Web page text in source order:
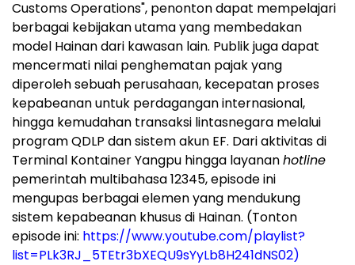
Customs Operations", penonton dapat mempelajari
berbagai kebijakan utama yang membedakan
model Hainan dari kawasan lain. Publik juga dapat
mencermati nilai penghematan pajak yang
diperoleh sebuah perusahaan, kecepatan proses
kepabeanan untuk perdagangan internasional,
hingga kemudahan transaksi lintasnegara melalui
program QDLP dan sistem akun EF. Dari aktivitas di
Terminal Kontainer Yangpu hingga layananhotline
pemerintah multibahasa 12345, episode ini
mengupas berbagai elemen yang mendukung
sistem kepabeanan khusus di Hainan. (Tonton
episode ini: https://www.youtube.com/playlist?
list=PLk3RJ_5TEtr3bXEQU9sYyLb8H241dNS02)